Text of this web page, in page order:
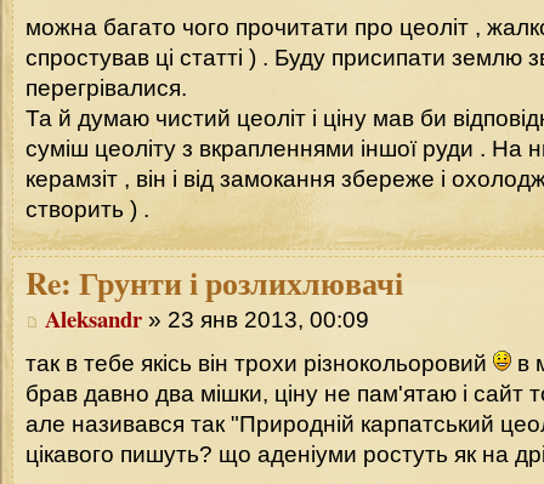
можна багато чого прочитати про цеоліт ,
спростував ці статті ) . Буду присипати землю
перегрівалися.
Та й думаю чистий цеоліт і ціну мав би
суміш цеоліту з вкрапленнями іншої руди . На
керамзіт , він і від замокання збереже і
створить ) .
Re: Грунти і розлихлювачі
Aleksandr » 23 янв 2013, 00:09
так в тебе якісь він трохи різнокольоровий
в
брав давно два мішки, ціну не пам'ятаю і сайт
але називався так "Природній карпатський
цікавого пишуть? що аденіуми ростуть як на